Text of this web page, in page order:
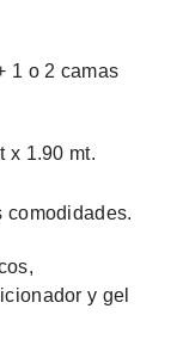
1 o 2 camas
x 1.90 mt.
comodidades.
y gel